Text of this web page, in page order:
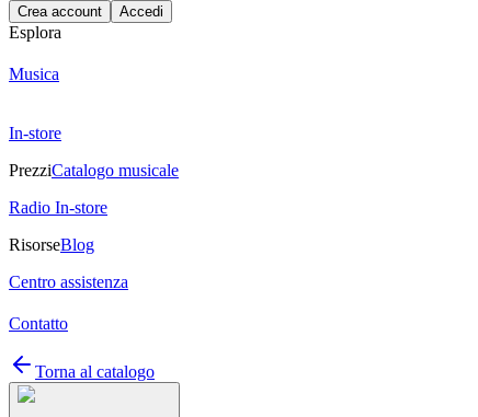
Crea account Accedi
Esplora
Musica
In-store
PrezziCatalogo musicale
Radio In-store
RisorseBlog
Centro assistenza
Contatto
Torna al catalogo